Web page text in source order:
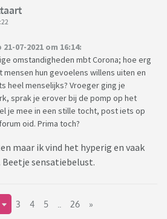
07-2021 om 16:14:
omstandigheden mbt Corona; hoe erg
mensen hun gevoelens willens uiten en
heel menselijks? Vroeger ging je
sprak je erover bij de pomp op het
je mee in een stille tocht, post iets op
oid. Prima toch?
maar ik vind het hyperig en vaak
sensatiebelust.
3 4 5 26 »